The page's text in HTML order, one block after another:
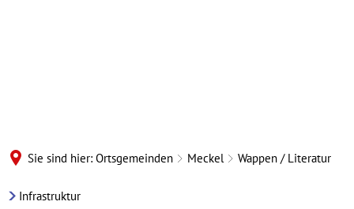
Sie sind hier: Ortsgemeinden Meckel Wappen / Literatur
Infrastruktur